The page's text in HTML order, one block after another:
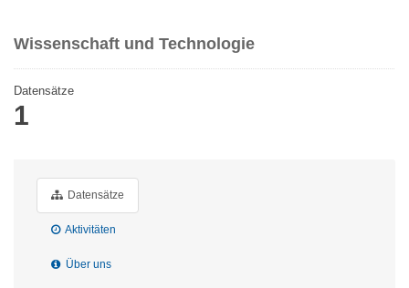
Wissenschaft und Technologie
Datensätze
1
Datensätze
Aktivitäten
Über uns